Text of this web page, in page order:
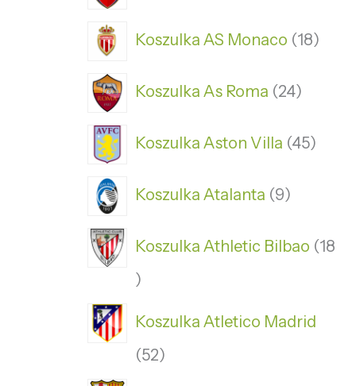
Koszulka AS Monaco 18
Koszulka As Roma 24
Koszulka Aston Villa 45
Koszulka Atalanta 9
Koszulka Athletic Bilbao 18
Koszulka Atletico Madrid
52